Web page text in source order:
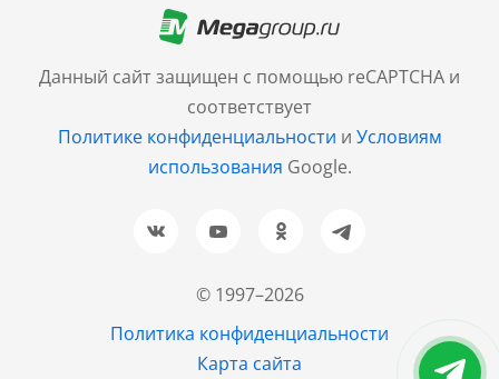
© 1997–2026
Политика конфиденциальности
Карта сайта
Данный сайт защищен с помощью reCAPTCHA и
соответствует
Политике конфиденциальности и Условиям
использования Google.
+7 (499) 705-30-10
Санкт-Петербург
+7 (812) 600-77-33
Барнаул
+7 (961) 999-93-93
Новосибирск
+7 (843) 202-37-37